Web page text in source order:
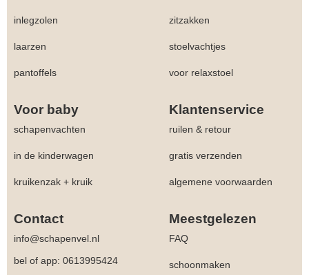
inlegzolen zitzakken
laarzen stoelvachtjes
pantoffels voor relaxstoel
Voor baby Klantenservice
schapenvachten ruilen & retour
in de kinderwagen gratis verzenden
kruikenzak + kruik algemene voorwaarden
Contact Meestgelezen
info@schapenvel.nl
FAQ
bel of app: 0613995424
schoonmaken